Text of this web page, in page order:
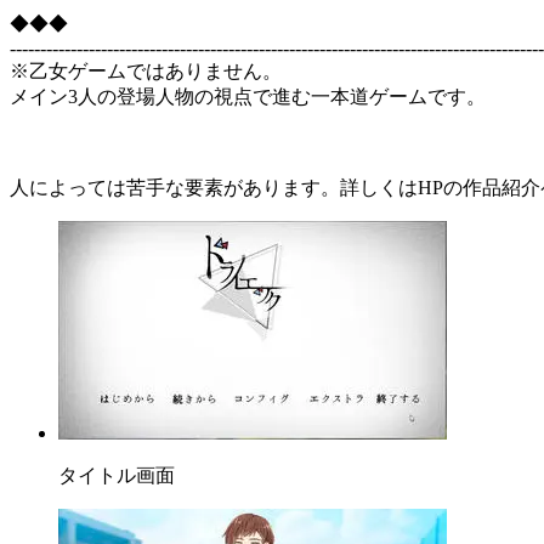
◆◆◆
※乙女ゲームではありません。
メイン3人の登場人物の視点で進む一本道ゲームです。
人によっては苦手な要素があります。詳しくはHPの作品紹介
タイトル画面